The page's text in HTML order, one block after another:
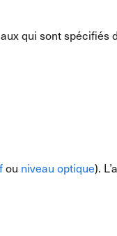
qui sont
ou niveau optique).